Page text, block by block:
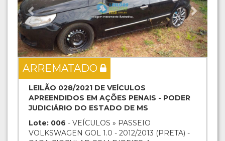
ARREMATADO
LEILÃO 028/2021 DE VEÍCULOS
APREENDIDOS EM AÇÕES PENAIS - PODER
JUDICIÁRIO DO ESTADO DE MS
Lote: 006 - VEÍCULOS » PASSEIO
VOLKSWAGEN GOL 1.0 - 2012/2013 (PRETA) -